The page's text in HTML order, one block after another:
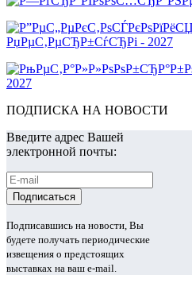
ПОДПИСКА НА НОВОСТИ
Введите адрес Вашей
электронной почты:
Подписавшись на новости, Вы
будете получать периодические
извещения о предстоящих
выставках на ваш e-mail.